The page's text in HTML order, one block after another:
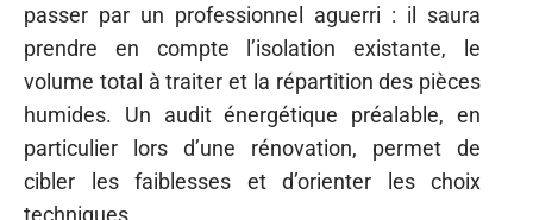
passer par un professionnel aguerri : il saura
prendre en compte l’isolation existante, le
volume total à traiter et la répartition des pièces
humides. Un audit énergétique préalable, en
particulier lors d’une rénovation, permet de
cibler les faiblesses et d’orienter les choix
techniques.